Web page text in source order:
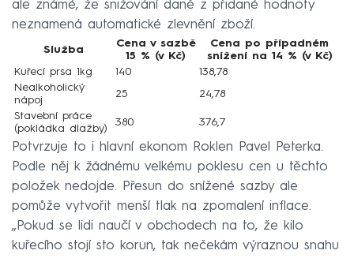
ale známé, že snižování daně z přidané hodnoty
neznamená automatické zlevnění zboží.
Služba
Cena v sazbě
15 % (v Kč)
Cena po případném
snížení na 14 % (v Kč)
Kuřecí prsa 1kg
140
138,78
Nealkoholický
nápoj
25
24,78
Stavební práce
(pokládka dlažby)
380 376,7
Potvrzuje to i hlavní ekonom Roklen Pavel Peterka.
Podle něj k žádnému velkému poklesu cen u těchto
položek nedojde. Přesun do snížené sazby ale
pomůže vytvořit menší tlak na zpomalení inflace.
„Pokud se lidi naučí v obchodech na to, že kilo
kuřecího stojí sto korun, tak nečekám výraznou snahu